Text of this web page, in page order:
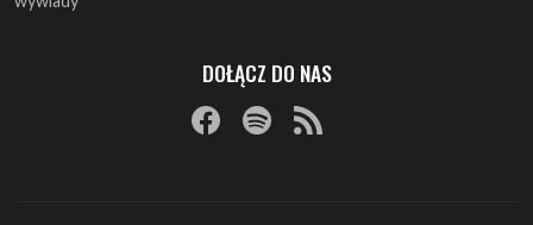
© 1997 - 2025 ArtRock.pl - Wszelkie prawa zastrzeżone.